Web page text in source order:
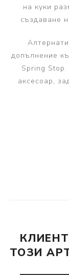
на куки
създаване
допълнение
Spring
аксесоар,
ТОЗИ